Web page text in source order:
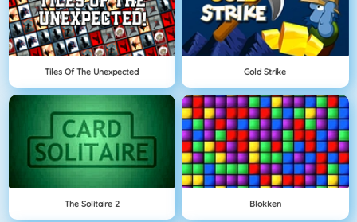
Tiles Of The Unexpected Gold Strike
The Solitaire 2 Blokken